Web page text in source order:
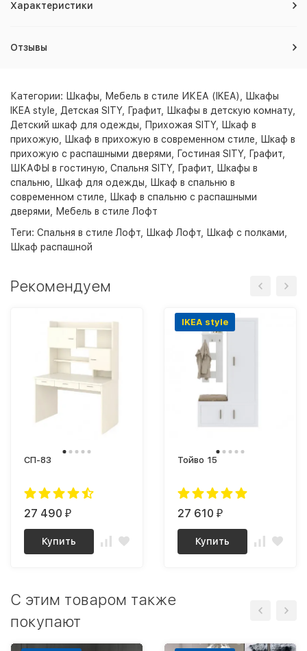
Характеристики
Отзывы
Категории: Шкафы Мебель в стиле ИКЕА (IKEA)
Шкафы
IKEA style
Детская SITY, Графит Шкафы в детскую комнату
Детский шкаф для одежды
Прихожая SITY,
Шкаф в
прихожую
Шкаф в прихожую в современном стиле
Шкаф в
прихожую с распашными дверями
Гостиная SITY, Графит
ШКАФЫ в гостиную Спальня SITY, Графит
Шкафы в
спальню
Шкаф для одежды
Шкаф в спальню в
современном стиле
Шкаф в спальню с распашными
дверями
Мебель в стиле Лофт
Теги: Спальня в стиле Лофт Шкаф Лофт Шкаф с полками
Шкаф распашной
Рекомендуем
СП-83
27 490 ₽
Купить
IKEA style
Тойво 15
27 610 ₽
Купить
C этим товаром также
покупают